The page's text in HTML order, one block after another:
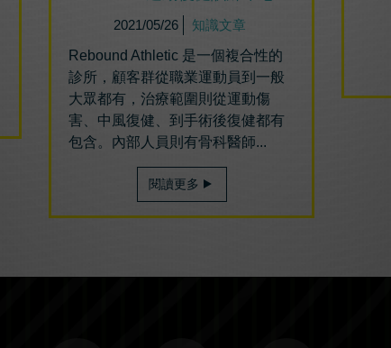
2021/05/26
知識文章
Rebound Athletic 是一個複合性的
診所，顧客群從職業運動員到一般
大眾都有，治療範圍則從運動傷
害、中風復健、到手術後復健都有
包含。內部人員則有骨科醫師...
閱讀更多